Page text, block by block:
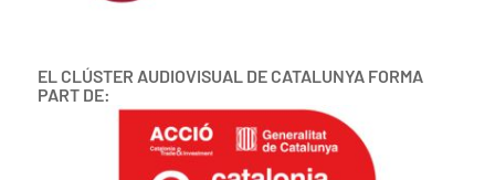
EL CLÚSTER AUDIOVISUAL DE CATALUNYA FORMA
PART DE: